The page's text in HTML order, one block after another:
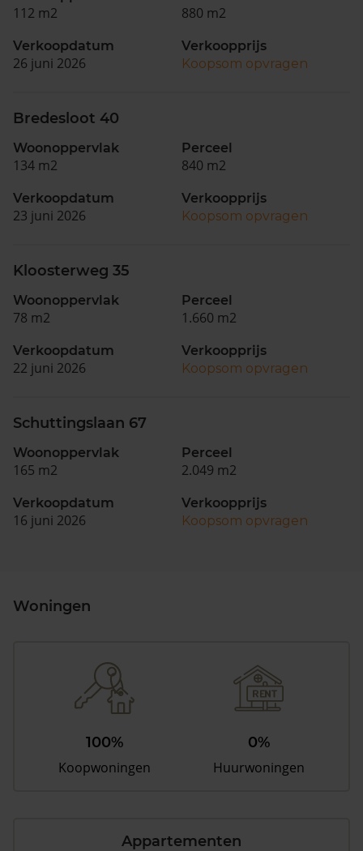
112 m2 880 m2
Verkoopdatum
26 juni 2026
Verkoopprijs
Koopsom opvragen
Bredesloot 40
Woonoppervlak
134 m2
Perceel
840 m2
Verkoopdatum
23 juni 2026
Verkoopprijs
Koopsom opvragen
Kloosterweg 35
Woonoppervlak
78 m2
Perceel
1.660 m2
Verkoopdatum
22 juni 2026
Verkoopprijs
Koopsom opvragen
Schuttingslaan 67
Woonoppervlak
165 m2
Perceel
2.049 m2
Verkoopdatum
16 juni 2026
Verkoopprijs
Koopsom opvragen
Woningen
100%
Koopwoningen
0%
Huurwoningen
Appartementen